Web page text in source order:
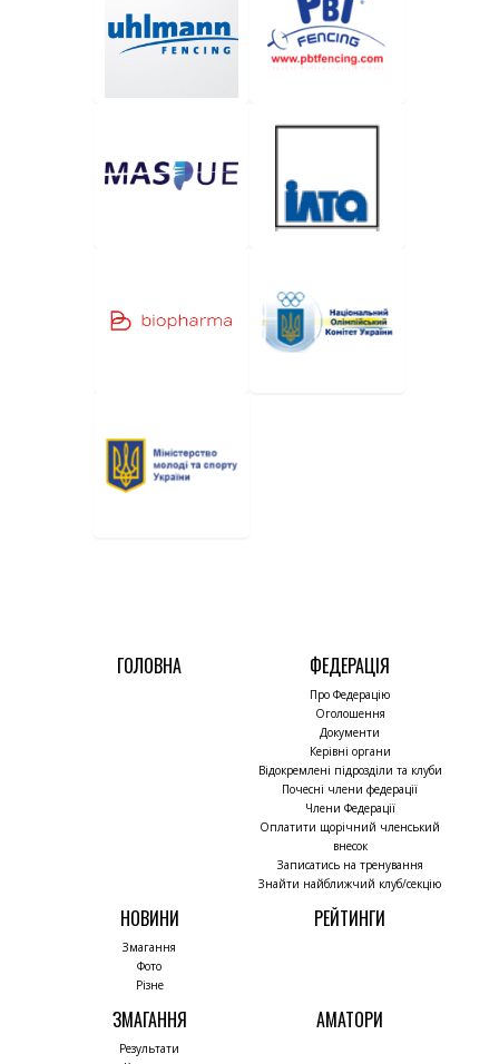
ГОЛОВНА ФЕДЕРАЦІЯ
Про Федерацію
Оголошення
Документи
Керівні органи
Відокремлені підрозділи та клуби
Почесні члени федерації
Члени Федерації
Оплатити щорічний членський
внесок
Записатись на тренування
Знайти найближчий клуб/секцію
НОВИНИ
Змагання
Фото
Різне
РЕЙТИНГИ
ЗМАГАННЯ
Результати
АМАТОРИ